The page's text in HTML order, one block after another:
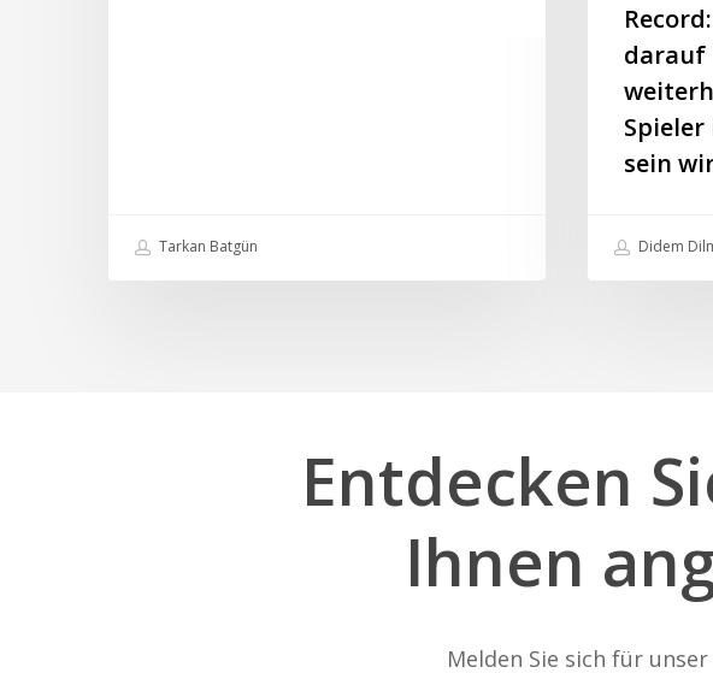
Tarkan Batgün
weiterhin
besten
Spieler
darauf
sein
Didem
Entdecken
Ihnen
Melden Sie sich für